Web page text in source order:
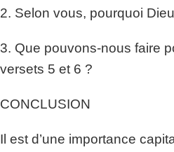
2. Selon vous, pourquoi
3. Que pouvons-nous faire
versets 5 et 6 ?
CONCLUSION
Il est d’une importance